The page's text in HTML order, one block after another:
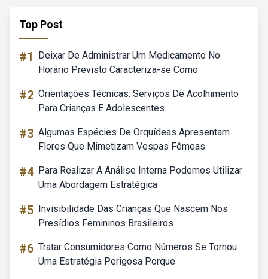
Top Post
#1
Deixar De Administrar Um Medicamento No
Horário Previsto Caracteriza-se Como
#2 Orientações Técnicas: Serviços De Acolhimento
Para Crianças E Adolescentes.
#3 Algumas Espécies De Orquídeas Apresentam
Flores Que Mimetizam Vespas Fêmeas
#4 Para Realizar A Análise Interna Podemos Utilizar
Uma Abordagem Estratégica
#5 Invisibilidade Das Crianças Que Nascem Nos
Presídios Femininos Brasileiros
#6 Tratar Consumidores Como Números Se Tornou
Uma Estratégia Perigosa Porque